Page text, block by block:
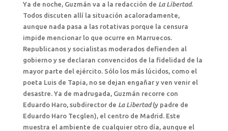
Ya de noche, Guzmán va a la redacción de La Libertad.
Todos discuten allí la situación acaloradamente,
aunque nada pasa a las rotativas porque la censura
impide mencionar lo que ocurre en Marruecos.
Republicanos y socialistas moderados defienden al
gobierno y se declaran convencidos de la fidelidad de la
mayor parte del ejército. Sólo los más lúcidos, como el
poeta Luis de Tapia, no se dejan engañar y ven venir el
desastre. Ya de madrugada, Guzmán recorre con
Eduardo Haro, subdirector de La Libertad(y padre de
Eduardo Haro Tecglen), el centro de Madrid. Este
muestra el ambiente de cualquier otro día, aunque el